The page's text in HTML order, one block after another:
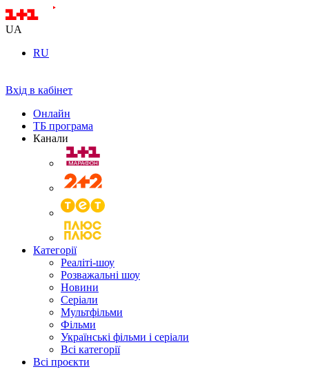
UA
RU
Вхід в кабінет
Онлайн
ТБ програма
Канали
Категорії
Реаліті-шоу
Розважальні шоу
Новини
Серіали
Мультфільми
Фільми
Українські фільми і серіали
Всі категорії
Всі проєкти